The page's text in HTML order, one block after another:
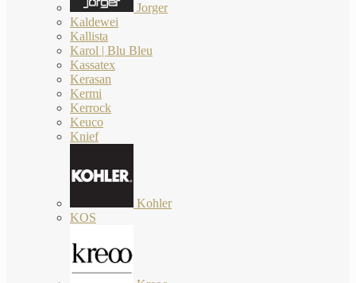
Jorger
Kaldewei
Kallista
Karol | Blu Bleu
Kassatex
Kerasan
Kermi
Kerrock
Keuco
Knief
Kohler
KOS